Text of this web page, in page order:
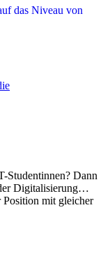
Studentinnen? Dann
Digitalisierung…
Position mit gleicher